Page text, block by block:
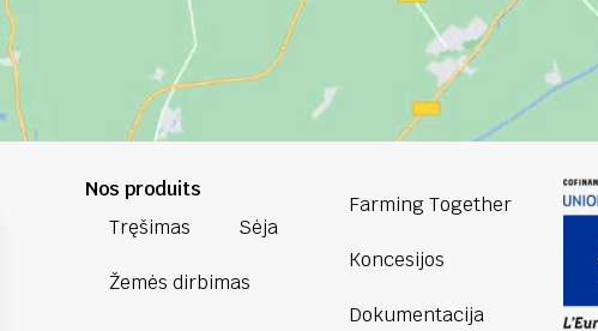
Nos produits
Tręšimas
Sėja
Žemės dirbimas
Farming Together
Koncesijos
Dokumentacija